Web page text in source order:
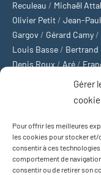
Gérer
Pour offrir les meilleures
les cookies pour stocker et/
consentir à ces
comportement de
consentir ou de retirer son
Reculeau / Michaël
Olivier Petit / Jean-
Gargov / Gérard Camy /
Louis Basse / Bertrand
Denis Roux / Aré /
Michaël
Football/ Cyclisme/
Basket-ball/Sports US
Moto/Natation/